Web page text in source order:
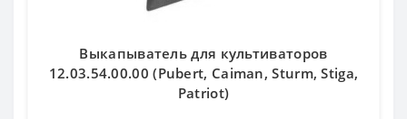
Выкапыватель для культиваторов
12.03.54.00.00 (Pubert, Caiman, Sturm, Stiga,
Patriot)